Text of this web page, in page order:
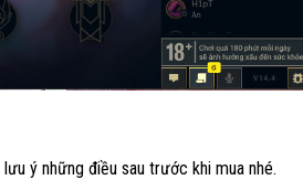
lưu ý những điều sau trước khi mua nhé.